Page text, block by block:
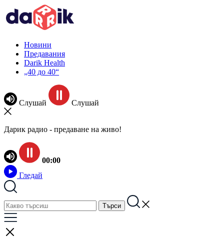
Новини
Предавания
Darik Health
„40 до 40“
Слушай Слушай
Дарик радио - предаване на живо!
00:00
Гледай